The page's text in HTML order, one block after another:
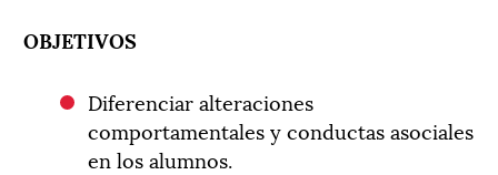
OBJETIVOS
Diferenciar alteraciones
comportamentales y conductas asociales
en los alumnos.